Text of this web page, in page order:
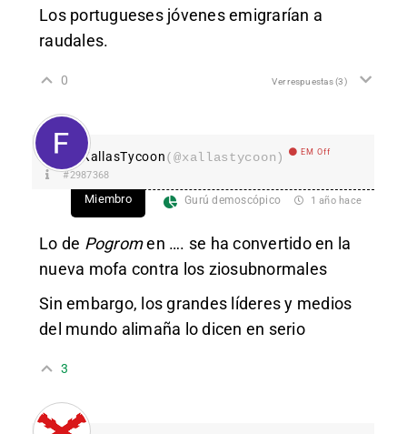
Los portugueses jóvenes emigrarían a
raudales.
0 Ver respuestas(3)
XallasTycoon(@xallastycoon) EM Off
#2987368
Miembro Gurú demoscópico 1 año hace
Lo de Pogromen …. se ha convertido en la
nueva mofa contra los ziosubnormales
Sin embargo, los grandes líderes y medios
del mundo alimaña lo dicen en serio
3